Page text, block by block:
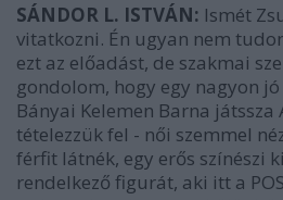
SÁNDOR L. ISTVÁN: Ismét
vitatkozni. Én ugyan nem
ezt az előadást, de szakmai
gondolom, hogy egy nagyon
Bányai Kelemen Barna játssza
tételezzük fel - női szemmel
férfit látnék, egy erős színészi
rendelkező figurát, aki itt a